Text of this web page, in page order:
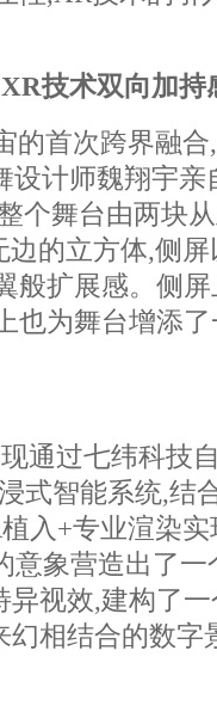
XR技术双向加持
的首次跨界融
设计师魏翔宇亲
个舞台由两块
的立方体,侧
般扩展感。侧
也为舞台增添
通过七纬科技
式智能系统,结
入+专业渲染
意象营造出了
视效,建构了
幻相结合的数字